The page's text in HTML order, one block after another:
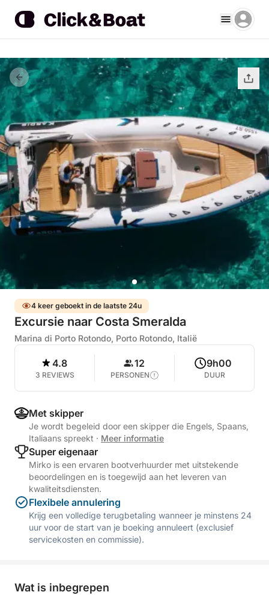
4 keer geboekt in de laatste 24u
Excursie naar Costa Smeralda
Marina di Porto Rotondo, Porto Rotondo, Italië
4.8
3 REVIEWS
12
PERSONEN
9h00
DUUR
Met skipper
Je wordt begeleid door een skipper die Engels, Spaans,
Italiaans spreekt · Meer informatie
Super eigenaar
Mirko is een ervaren bootverhuurder met uitstekende
beoordelingen en is toegewijd aan het leveren van
kwaliteitsdiensten.
Flexibele annulering
Krijg een volledige terugbetaling wanneer je minstens 24
uur voor de start van je boeking annuleert (exclusief
servicekosten en commissie).
Wat is inbegrepen